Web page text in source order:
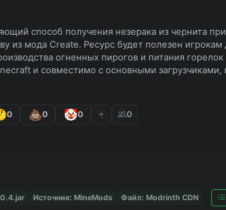
способ получения незерака из чернита
из мода Create. Ресурс будет полезен игрокам
огненных пирогов и питания
и совместимо с основными загрузчиками,
0 0 0 0
Источник: MineMods Файл: Modrinth CDN